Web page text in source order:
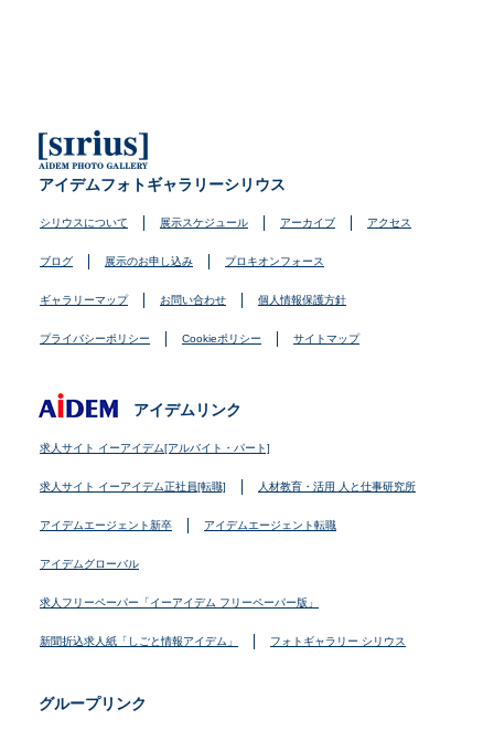
アイデムフォトギャラリーシリウス
シリウスについて 展示スケジュール アーカイブ アクセス
ブログ 展示のお申し込み プロキオンフォース
ギャラリーマップ お問い合わせ 個人情報保護方針
プライバシーポリシー Cookieポリシー サイトマップ
アイデムリンク
求人サイト イーアイデム[アルバイト・パート]
求人サイト イーアイデム正社員[転職] 人材教育・活用 人と仕事研究所
アイデムエージェント新卒 アイデムエージェント転職
アイデムグローバル
求人フリーペーパー「イーアイデム フリーペーパー版」
新聞折込求人紙「しごと情報アイデム」 フォトギャラリー シリウス
グループリンク